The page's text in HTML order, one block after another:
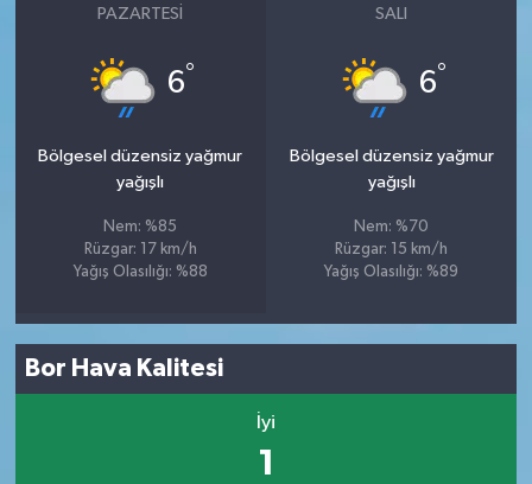
PAZARTESI
6°
Bölgesel düzensiz yağmur
yağışlı
Nem: %85
Rüzgar: 17 km/h
Yağış Olasılığı: %88
SALI
6°
Bölgesel düzensiz yağmur
yağışlı
Nem: %70
Rüzgar: 15 km/h
Yağış Olasılığı: %89
Bor Hava Kalitesi
İyi
1